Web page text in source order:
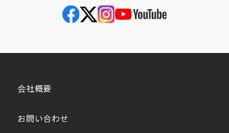
会社概要
お問い合わせ